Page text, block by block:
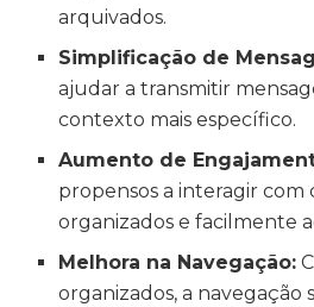
arquivados.
Simplificação de
ajudar a transmitir
contexto mais específico.
Aumento de
propensos a interagir com
organizados e facilmente
Melhora na Navegação:
organizados, a navegação